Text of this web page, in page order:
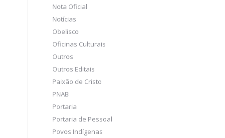
Nota Oficial
Notícias
Obelisco
Oficinas Culturais
Outros
Outros Editais
Paixão de Cristo
PNAB
Portaria
Portaria de Pessoal
Povos Indígenas